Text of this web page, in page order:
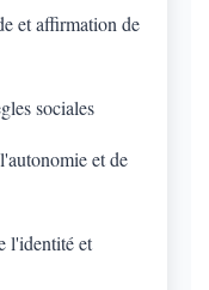
et affirmation de
sociales
et de
l'identité et